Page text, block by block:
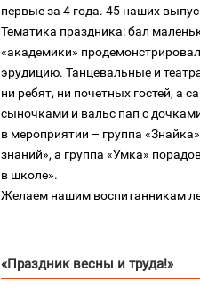
первые за 4 года. 45 наших
Тематика праздника: бал
«академики»
эрудицию. Танцевальные и
ни ребят, ни почетных гостей, а
сыночками и вальс пап с
в мероприятии – группа
знаний», а группа «Умка»
в школе».
Желаем нашим воспитанникам
«Праздник весны и труда!»